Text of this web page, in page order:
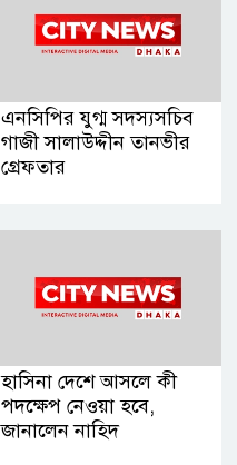
এনসিপির যুগ্ম সদস্যসচিব
গাজী সালাউদ্দীন তানভীর
গ্রেফতার
হাসিনা দেশে আসলে কী
পদক্ষেপ নেওয়া হবে,
জানালেন নাহিদ